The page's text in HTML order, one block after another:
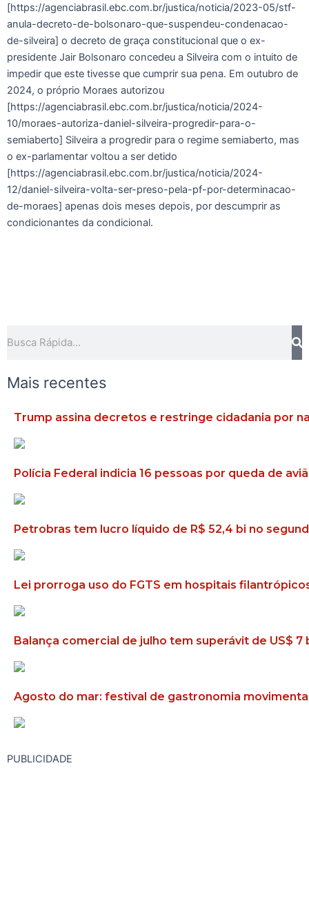
[https://agenciabrasil.ebc.com.br/justica/noticia/2023-05/stf-
anula-decreto-de-bolsonaro-que-suspendeu-condenacao-
de-silveira] o decreto de graça constitucional que o ex-
presidente Jair Bolsonaro concedeu a Silveira com o intuito de
impedir que este tivesse que cumprir sua pena. Em outubro de
2024, o próprio Moraes autorizou
[https://agenciabrasil.ebc.com.br/justica/noticia/2024-
10/moraes-autoriza-daniel-silveira-progredir-para-o-
semiaberto] Silveira a progredir para o regime semiaberto, mas
o ex-parlamentar voltou a ser detido
[https://agenciabrasil.ebc.com.br/justica/noticia/2024-
12/daniel-silveira-volta-ser-preso-pela-pf-por-determinacao-
de-moraes] apenas dois meses depois, por descumprir as
condicionantes da condicional.
Mais recentes
Trump assina decretos e restringe cidadania por
Polícia Federal indicia 16 pessoas por queda de
Petrobras tem lucro líquido de R$ 52,4 bi no
Lei prorroga uso do FGTS em hospitais
Balança comercial de julho tem superávit de US$ 7
Agosto do mar: festival de gastronomia
PUBLICIDADE